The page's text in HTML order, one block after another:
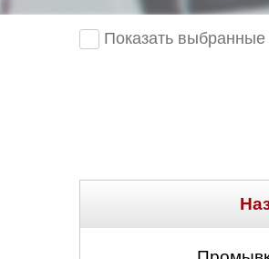
Показать выбранные